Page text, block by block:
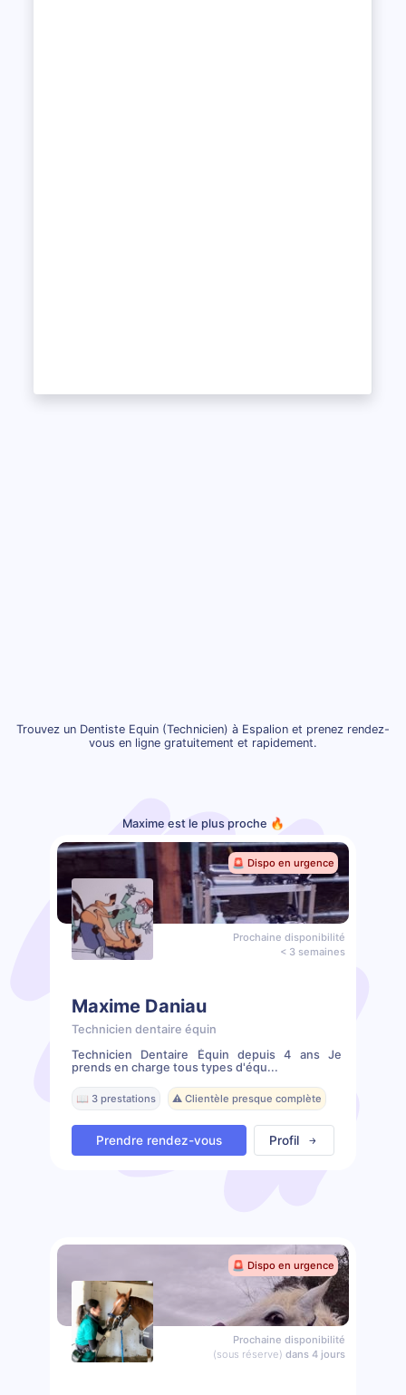
Trouvez un Dentiste Equin (Technicien) à Espalion et prenez rendez-
vous en ligne gratuitement et rapidement.
Maxime est le plus proche 🔥
🚨 Dispo en urgence
Prochaine disponibilité
< 3 semaines
Maxime Daniau
Technicien dentaire équin
Technicien Dentaire Équin depuis 4 ans Je
prends en charge tous types d'équ...
📖 3 prestations ⚠️ Clientèle presque complète
Prendre rendez-vous Profil
🚨 Dispo en urgence
Prochaine disponibilité
(sous réserve) dans 4 jours